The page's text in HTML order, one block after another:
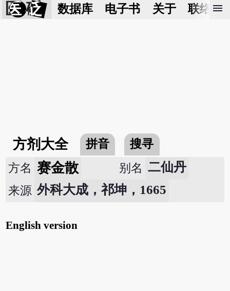
医 砭 数据库 电子书 关于 联络我
menu
方剂大全 拼音
搜寻
方名 赛金散 别名 二仙丹
来源 外科大成，祁坤，1665
English version